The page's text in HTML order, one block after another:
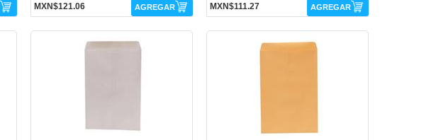
MXN$121.06 AGREGAR MXN$111.27 AGREGAR